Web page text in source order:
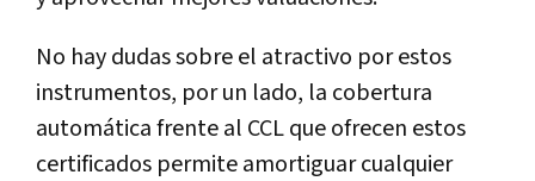
No hay dudas sobre el atractivo por estos
instrumentos, por un lado, la cobertura
automática frente al CCLque ofrecen estos
certificados permite amortiguar cualquier